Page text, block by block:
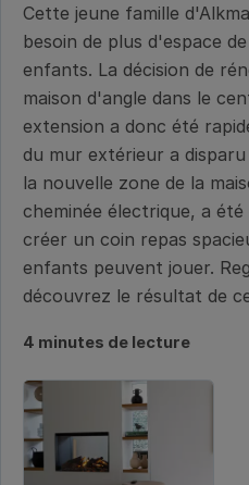
Cette jeune famille
besoin de plus d'espace
enfants. La décision de
maison d'angle dans le
extension a donc été
du mur extérieur a
la nouvelle zone de la
cheminée électrique, a été
créer un coin repas
enfants peuvent jouer.
découvrez le résultat de
4 minutes de lecture